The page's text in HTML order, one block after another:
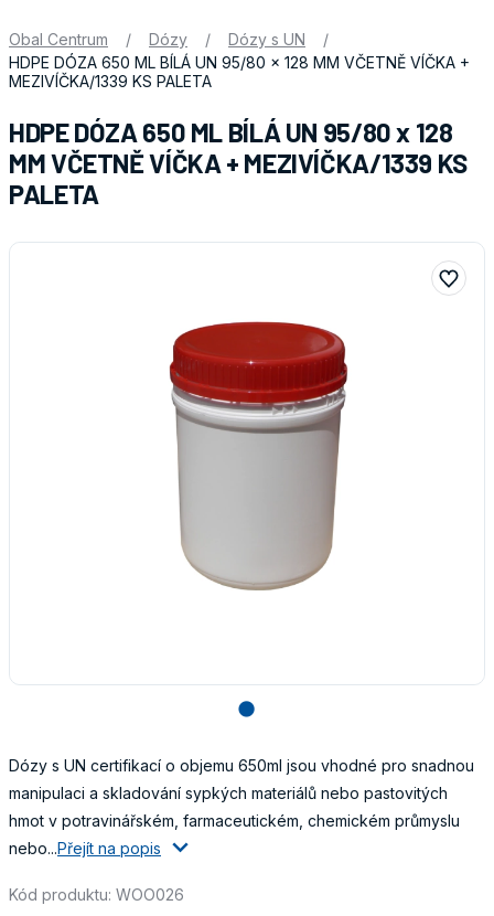
Obal Centrum / Dózy / Dózy s UN
/
HDPE DÓZA 650 ML BÍLÁ UN 95/80 x 128 MM VČETNĚ VÍČKA +
MEZIVÍČKA/1339 KS PALETA
HDPE DÓZA 650 ML BÍLÁ UN 95/80 x 128
MM VČETNĚ VÍČKA + MEZIVÍČKA/1339 KS
PALETA
lens
Dózy s UN certifikací o objemu 650ml jsou vhodné pro snadnou
manipulaci a skladování sypkých materiálů nebo pastovitých
hmot v potravinářském, farmaceutickém, chemickém průmyslu
nebo...Přejít na popis
Kód produktu: WOO026